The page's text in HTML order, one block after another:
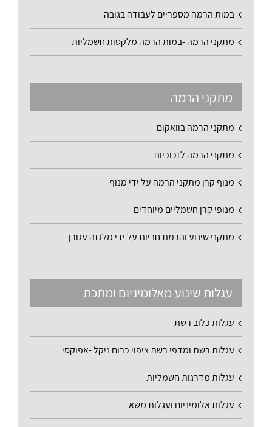
במות הרמה מספריים לעבודה בגובה
מתקני הרמה -במות הרמה מלקטות חשמליות
מתקני הרמה
מתקני הרמה בוואקום
מתקני הרמה לזכוכיות
מנוף קרן מתקני הרמה על ידי מנוף
מנופי קרן חשמליים מיוחדים
מתקני שינוע והרמת חביות על ידי מלגזה עגורן
עגלות שינוע מאלומיניום ומתכת
עגלות כלוב רשת
עגלות רשת ומדפי רשת ציפוי כרום ניקל -אפוקסי
עגלות מדרגות חשמליות
עגלות אלומיניום ועגלות משא